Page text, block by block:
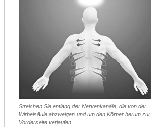
Streichen Sie entlang der Nervenkanäle, die von der
Wirbelsäule abzweigen und um den Körper herum zur
Vorderseite verlaufen.